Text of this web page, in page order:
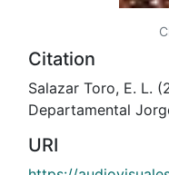
Citation
Salazar Toro, E. L.
Departamental
URI